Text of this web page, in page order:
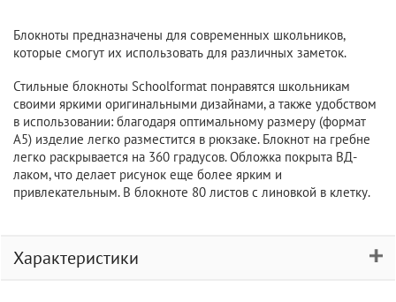
Блокноты предназначены для современных школьников,
которые смогут их использовать для различных заметок.
Стильные блокноты Schoolformat понравятся школьникам
своими яркими оригинальными дизайнами, а также удобством
в использовании: благодаря оптимальному размеру (формат
А5) изделие легко разместится в рюкзаке. Блокнот на гребне
легко раскрывается на 360 градусов. Обложка покрыта ВД-
лаком, что делает рисунок еще более ярким и
привлекательным. В блокноте 80 листов с линовкой в клетку.
Характеристики